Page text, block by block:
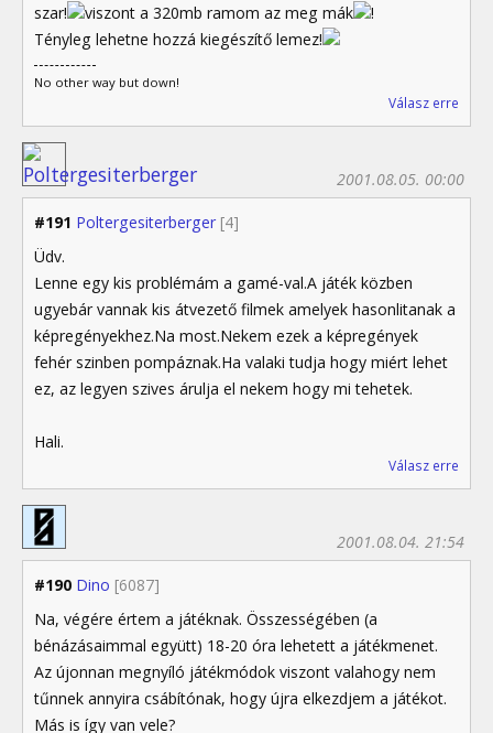
szar!
viszont a 320mb ramom az meg mák
!
Tényleg lehetne hozzá kiegészítő lemez!
No other way but down!
Válasz erre
#191 Poltergesiterberger [4]
2001.08.05. 00:00
Üdv.
Lenne egy kis problémám a gamé-val.A játék közben
ugyebár vannak kis átvezető filmek amelyek hasonlitanak a
képregényekhez.Na most.Nekem ezek a képregények
fehér szinben pompáznak.Ha valaki tudja hogy miért lehet
ez, az legyen szives árulja el nekem hogy mi tehetek.
Hali.
Válasz erre
#190 Dino [6087]
2001.08.04. 21:54
Na, végére értem a játéknak. Összességében (a
bénázásaimmal együtt) 18-20 óra lehetett a játékmenet.
Az újonnan megnyíló játékmódok viszont valahogy nem
tűnnek annyira csábítónak, hogy újra elkezdjem a játékot.
Más is így van vele?